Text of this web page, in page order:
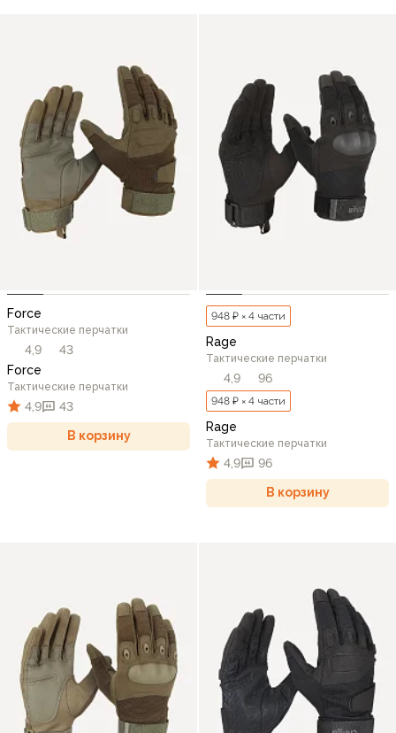
Force
Тактические перчатки
4,9
43
Force
Тактические перчатки
4,9 43
В корзину
948 ₽ × 4 части
Rage
Тактические перчатки
4,9 96
948 ₽ × 4 части
Rage
Тактические перчатки
4,9 96
В корзину